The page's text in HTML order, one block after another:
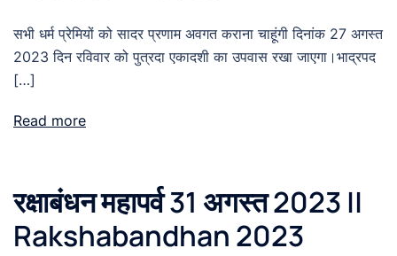
सभी धर्म प्रेमियों को सादर प्रणाम अवगत कराना चाहूंगी दिनांक 27 अगस्त
2023 दिन रविवार को पुत्रदा एकादशी का उपवास रखा जाएगा।भाद्रपद
[…]
Read more
रक्षाबंधन महापर्व 31 अगस्त 2023 ||
Rakshabandhan 2023